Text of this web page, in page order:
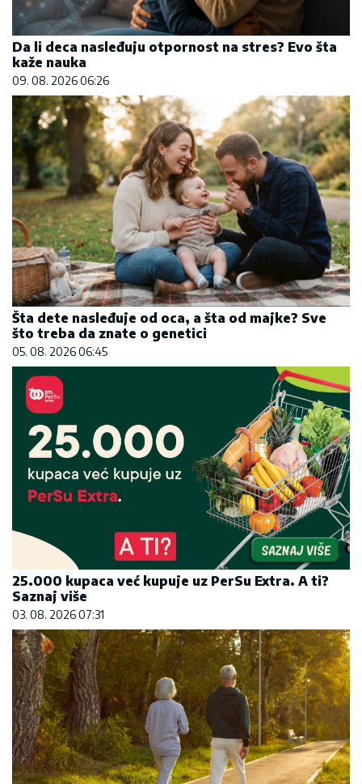
Da li deca nasleđuju otpornost na stres? Evo šta
kaže nauka
09. 08. 2026 06:26
Šta dete nasleđuje od oca, a šta od majke? Sve
što treba da znate o genetici
05. 08. 2026 06:45
25.000 kupaca već kupuje uz PerSu Extra. A ti?
Saznaj više
03. 08. 2026 07:31